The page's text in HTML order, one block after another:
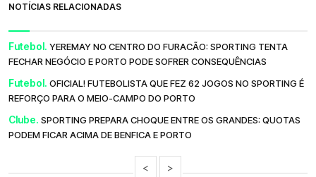
NOTÍCIAS RELACIONADAS
Futebol. YEREMAY NO CENTRO DO FURACÃO: SPORTING TENTA
FECHAR NEGÓCIO E PORTO PODE SOFRER CONSEQUÊNCIAS
Futebol. OFICIAL! FUTEBOLISTA QUE FEZ 62 JOGOS NO SPORTING É
REFORÇO PARA O MEIO-CAMPO DO PORTO
Clube. SPORTING PREPARA CHOQUE ENTRE OS GRANDES: QUOTAS
PODEM FICAR ACIMA DE BENFICA E PORTO
< >